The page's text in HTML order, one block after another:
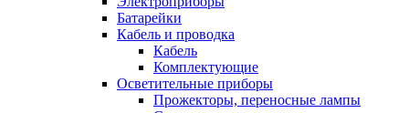
Батарейки
Кабель и проводка
Кабель
Комплектующие
Осветительные приборы
Прожекторы, переносные лампы